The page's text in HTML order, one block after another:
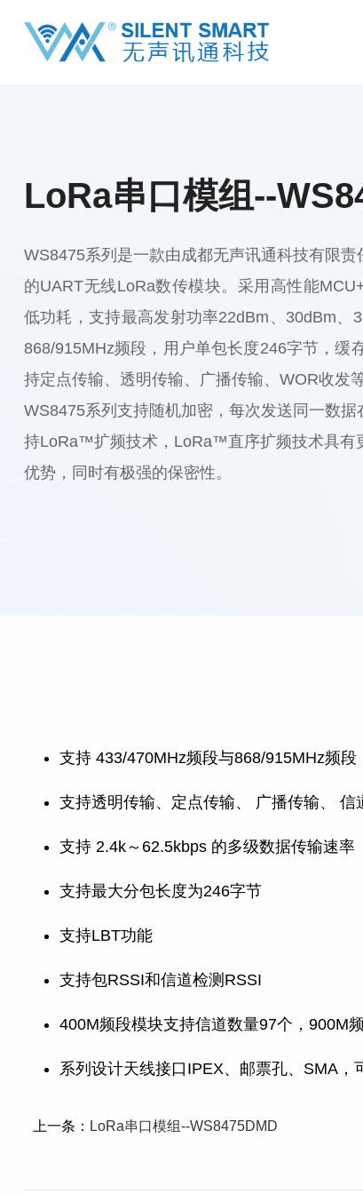
LoRa串口模组--
WS8475系列是一款由成都无声讯通科技有限
的UART无线LoRa数传模块。 采用高性能
低功耗，支持最高发射功率22dBm、30dBm、
868/915MHz频段，用户单包长度246字节，缓
持定点传输、透明传输、广播传输、WOR收发等
WS8475系列支持随机加密，每次发送同一数据
持LoRa™扩频技术，LoRa™直序扩频技术具有
优势，同时有极强的保密性。
支持 433/470MHz频段与868/915MHz频段
支持透明传输、定点传输、 广播传输、 信
支持 2.4k～62.5kbps 的多级数据传输速率
支持最大分包长度为246字节
支持LBT功能
支持包RSSI和信道检测RSSI
400M频段模块支持信道数量97个，900M
系列设计天线接口IPEX、邮票孔、SMA，
上一条： LoRa串口模组--WS8475DMD